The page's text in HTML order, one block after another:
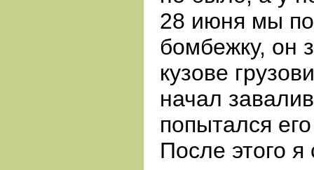
28 июня мы
бомбежку, он
кузове
начал
попытался
После этого